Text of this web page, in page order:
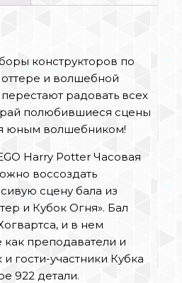
конструкторов по
и волшебной
радовать всех
полюбившиеся сцены
юным волшебником!
Harry Potter Часовая
воссоздать
сцену бала из
и Кубок Огня». Бал
и в нем
преподаватели и
гости-участники Кубка
922 детали.